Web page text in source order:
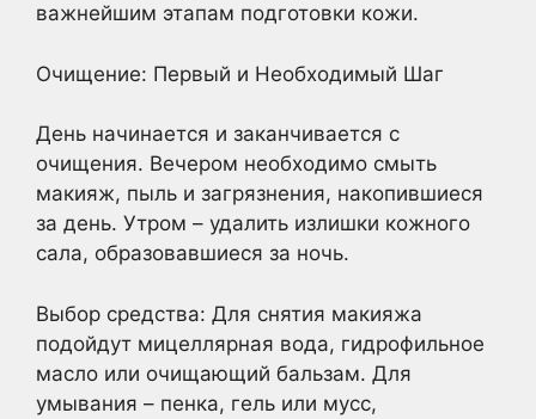
важнейшим этапам подготовки кожи.
Очищение: Первый и Необходимый Шаг
День начинается и заканчивается с
очищения. Вечером необходимо смыть
макияж, пыль и загрязнения, накопившиеся
за день. Утром – удалить излишки кожного
сала, образовавшиеся за ночь.
Выбор средства: Для снятия макияжа
подойдут мицеллярная вода, гидрофильное
масло или очищающий бальзам. Для
умывания – пенка, гель или мусс,